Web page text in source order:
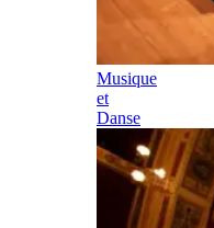
Musique
et
Danse